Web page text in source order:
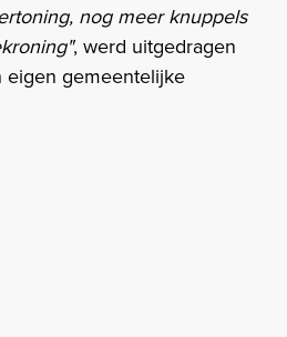
nog meer knuppels
, werd uitgedragen
gemeentelijke